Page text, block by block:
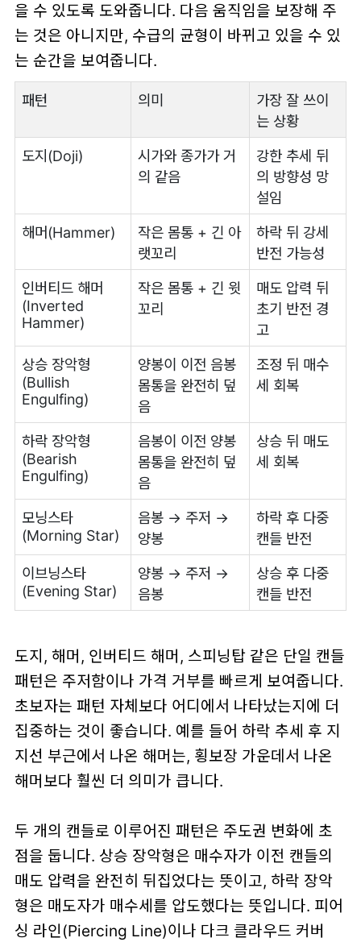
을 수 있도록 도와줍니다. 다음 움직임을 보장해 주
는 것은 아니지만, 수급의 균형이 바뀌고 있을 수 있
는 순간을 보여줍니다.
패턴 의미
가장 잘 쓰이
는 상황
도지(Doji)
시가와 종가가 거
의 같음
강한 추세 뒤
의 방향성 망
설임
해머(Hammer)
작은 몸통 + 긴 아
랫꼬리
하락 뒤 강세
반전 가능성
인버티드 해머
(Inverted
Hammer)
작은 몸통 + 긴 윗
꼬리
매도 압력 뒤
초기 반전 경
고
상승 장악형
(Bullish
Engulfing)
양봉이 이전 음봉
몸통을 완전히 덮
음
조정 뒤 매수
세 회복
하락 장악형
(Bearish
Engulfing)
음봉이 이전 양봉
몸통을 완전히 덮
음
상승 뒤 매도
세 회복
모닝스타
(Morning Star)
음봉 → 주저 →
양봉
하락 후 다중
캔들 반전
이브닝스타
(Evening Star)
양봉 → 주저 →
음봉
상승 후 다중
캔들 반전
도지, 해머, 인버티드 해머, 스피닝탑 같은 단일 캔들
패턴은 주저함이나 가격 거부를 빠르게 보여줍니다.
초보자는 패턴 자체보다 어디에서 나타났는지에 더
집중하는 것이 좋습니다. 예를 들어 하락 추세 후 지
지선 부근에서 나온 해머는, 횡보장 가운데서 나온
해머보다 훨씬 더 의미가 큽니다.
두 개의 캔들로 이루어진 패턴은 주도권 변화에 초
점을 둡니다. 상승 장악형은 매수자가 이전 캔들의
매도 압력을 완전히 뒤집었다는 뜻이고, 하락 장악
형은 매도자가 매수세를 압도했다는 뜻입니다. 피어
싱 라인(Piercing Line)이나 다크 클라우드 커버